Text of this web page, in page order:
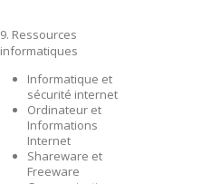
9. Ressources
informatiques
Informatique et
sécurité internet
Ordinateur et
Informations
Internet
Shareware et
Freeware